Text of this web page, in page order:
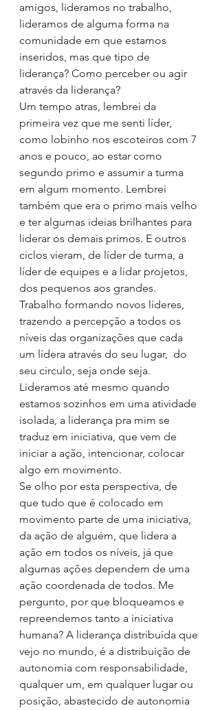
amigos, lideramos no trabalho,
lideramos de alguma forma na
comunidade em que estamos
inseridos, mas que tipo de
liderança? Como perceber ou agir
através da liderança?
Um tempo atras, lembrei da
primeira vez que me senti líder,
como lobinho nos escoteiros com 7
anos e pouco, ao estar como
segundo primo e assumir a turma
em algum momento. Lembrei
também que era o primo mais velho
e ter algumas ideias brilhantes para
liderar os demais primos. E outros
ciclos vieram, de líder de turma, a
líder de equipes e a lidar projetos,
dos pequenos aos grandes.
Trabalho formando novos líderes,
trazendo a percepção a todos os
níveis das organizações que cada
um lídera através do seu lugar,  do
seu circulo, seja onde seja.
Lideramos até mesmo quando
estamos sozinhos em uma atividade
isolada, a liderança pra mim se
traduz em iniciativa, que vem de
iniciar a ação, intencionar, colocar
algo em movimento.
Se olho por esta perspectiva, de
que tudo que é colocado em
movimento parte de uma iniciativa,
da ação de alguém, que lidera a
ação em todos os níveis, já que
algumas ações dependem de uma
ação coordenada de todos. Me
pergunto, por que bloqueamos e
repreendemos tanto a iniciativa
humana? A liderança distribuída que
vejo no mundo, é a distribuição de
autonomia com responsabilidade,
qualquer um, em qualquer lugar ou
posição, abastecido de autonomia